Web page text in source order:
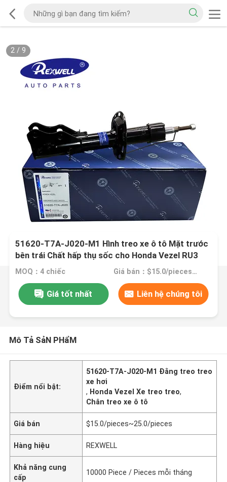
2/ 9
51620-T7A-J020-M1 Hình treo xe ô tô Mặt trước
bên trái Chất hấp thụ sốc cho Honda Vezel RU3
MOQ：4 chiếc Giá bán：$15.0/pieces~25.0/pieces
Giá tốt nhất Liên hệ chúng tôi
Mô Tả SảN PHẩM
Điểm nổi bật:
51620-T7A-J020-M1 Đằng treo treo
xe hơi
, Honda Vezel Xe treo treo,
Chân treo xe ô tô
Giá bán $15.0/pieces~25.0/pieces
Hàng hiệu REXWELL
Khả năng cung
cấp
10000 Piece / Pieces mỗi tháng